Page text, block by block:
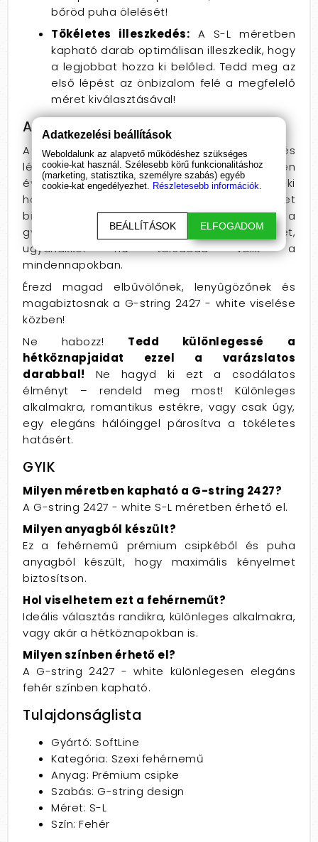
bőröd puha ölelését!
Tökéletes illeszkedés: A S-L méretben
kapható darab optimálisan illeszkedik, hogy
a legjobbat hozza ki belőled. Tedd meg az
első lépést az önbizalom felé a megfelelő
méret kiválasztásával!
Anyag, szabás, érzés a bőrön
A G-string 2427 anyaga rendkívül puha és
légáteresztő, így tökéletes választás minden
évszakra. A csipke csodálatosan nőies és érzéki
hatást kelt, míg a vékony pánt kellemes érzetet
biztosít viselés közben. Képzeld el, ahogy ez a
gyönyörű darab felerősíti a vonzerődet,
ugyanakkor hű társaddá válik a
mindennapokban.
Érezd magad elbűvölőnek, lenyűgözőnek és
magabiztosnak a G-string 2427 - white viselése
közben!
Ne habozz! Tedd különlegessé a
hétköznapjaidat ezzel a varázslatos
darabbal! Ne hagyd ki ezt a csodálatos
élményt – rendeld meg most! Különleges
alkalmakra, romantikus estékre, vagy csak úgy,
egy elegáns hálóinggel párosítva a tökéletes
hatásért.
GYIK
Milyen méretben kapható a G-string 2427?
A G-string 2427 - white S-L méretben érhető el.
Milyen anyagból készült?
Ez a fehérnemű prémium csipkéből és puha
anyagból készült, hogy maximális kényelmet
biztosítson.
Hol viselhetem ezt a fehérneműt?
Ideális választás randikra, különleges alkalmakra,
vagy akár a hétköznapokban is.
Milyen színben érhető el?
A G-string 2427 - white különlegesen elegáns
fehér színben kapható.
Tulajdonságlista
Gyártó: SoftLine
Kategória: Szexi fehérnemű
Anyag: Prémium csipke
Szabás: G-string design
Méret: S-L
Szín: Fehér
Adatkezelési beállítások
Weboldalunk az alapvető működéshez szükséges
cookie-kat használ. Szélesebb körű funkcionalitáshoz
(marketing, statisztika, személyre szabás) egyéb
cookie-kat engedélyezhet. Részletesebb információk.
BEÁLLÍTÁSOK ELFOGADOM